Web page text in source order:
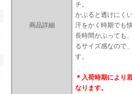
商品詳細
チ。
かぶると透けにく
汗をかく時期でも
長時間かぶっても
るサイズ感なので
す。
＊入荷時期により
なります。